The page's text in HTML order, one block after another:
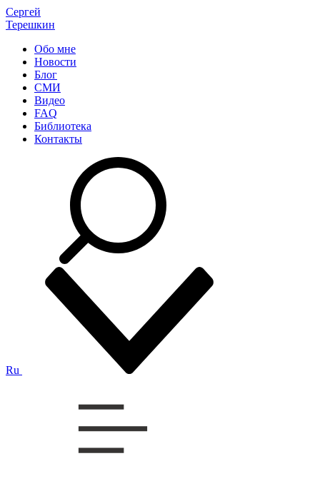
Сергей
Терешкин
Обо мне
Новости
Блог
СМИ
Видео
FAQ
Библиотека
Контакты
Ru